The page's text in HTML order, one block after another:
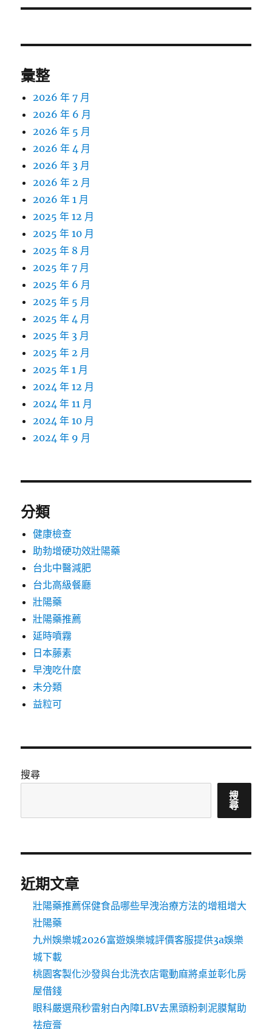
文
彙整
2026 年 7 月
2026 年 6 月
2026 年 5 月
2026 年 4 月
2026 年 3 月
2026 年 2 月
2026 年 1 月
2025 年 12 月
2025 年 10 月
2025 年 8 月
2025 年 7 月
2025 年 6 月
2025 年 5 月
2025 年 4 月
2025 年 3 月
2025 年 2 月
2025 年 1 月
2024 年 12 月
2024 年 11 月
2024 年 10 月
2024 年 9 月
分類
健康檢查
助勃增硬功效壯陽藥
台北中醫減肥
台北高級餐廳
壯陽藥
壯陽藥推薦
延時噴霧
日本藤素
早洩吃什麼
未分類
益粒可
搜尋
搜
尋
近期文章
壯陽藥推薦保健食品哪些早洩治療方法的增粗增大
壯陽藥
九州娛樂城2026富遊娛樂城評價客服提供3a娛樂
城下載
桃園客製化沙發與台北洗衣店電動麻將桌並彰化房
屋借錢
眼科嚴選飛秒雷射白內障LBV去黑頭粉刺泥膜幫助
祛痘膏